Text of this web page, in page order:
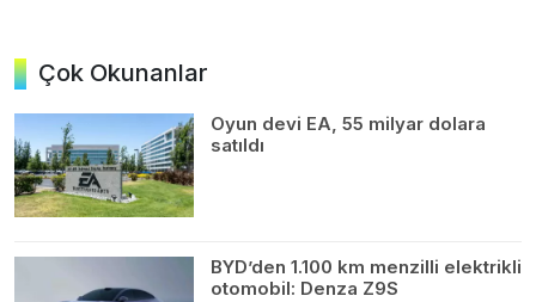
Çok Okunanlar
Oyun devi EA, 55 milyar dolara
satıldı
BYD’den 1.100 km menzilli elektrikli
otomobil: Denza Z9S